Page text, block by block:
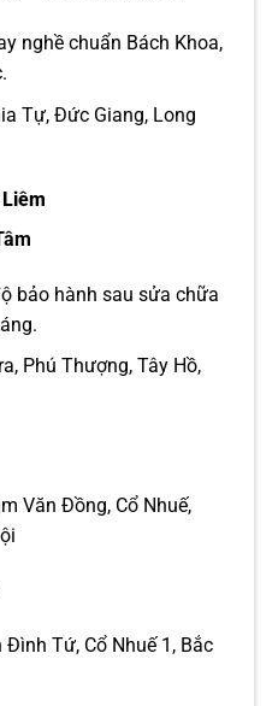
nghề chuẩn Bách Khoa,
Tự, Đức Giang, Long
bảo hành sau sửa chữa
Phú Thượng, Tây Hồ,
Văn Đồng, Cổ Nhuế,
Đình Tứ, Cổ Nhuế 1, Bắc